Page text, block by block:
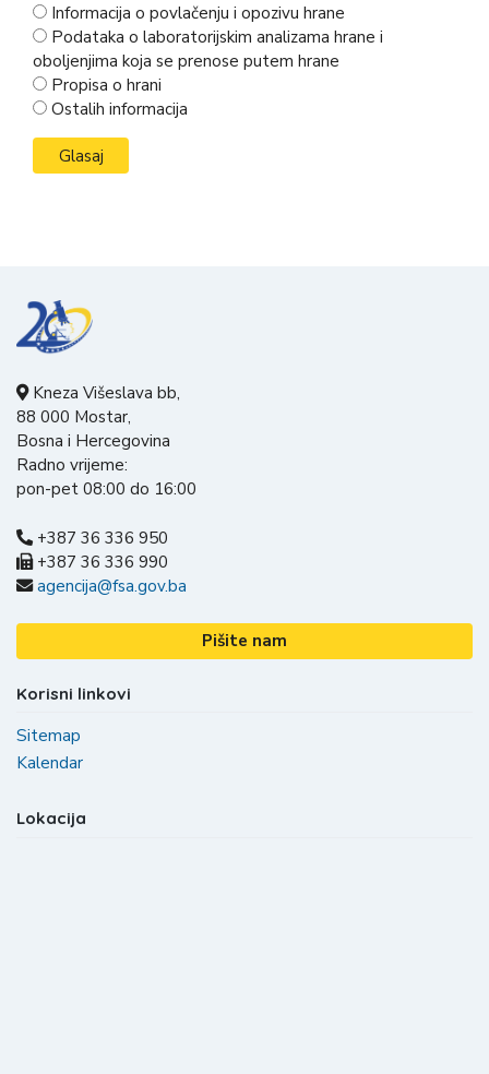
Informacija o povlačenju i opozivu hrane
Podataka o laboratorijskim analizama hrane i
oboljenjima koja se prenose putem hrane
Propisa o hrani
Ostalih informacija
Kneza Višeslava bb,
88 000 Mostar,
Bosna i Hercegovina
Radno vrijeme:
pon-pet 08:00 do 16:00
+387 36 336 950
+387 36 336 990
agencija@fsa.gov.ba
Pišite nam
Korisni linkovi
Sitemap
Kalendar
Lokacija